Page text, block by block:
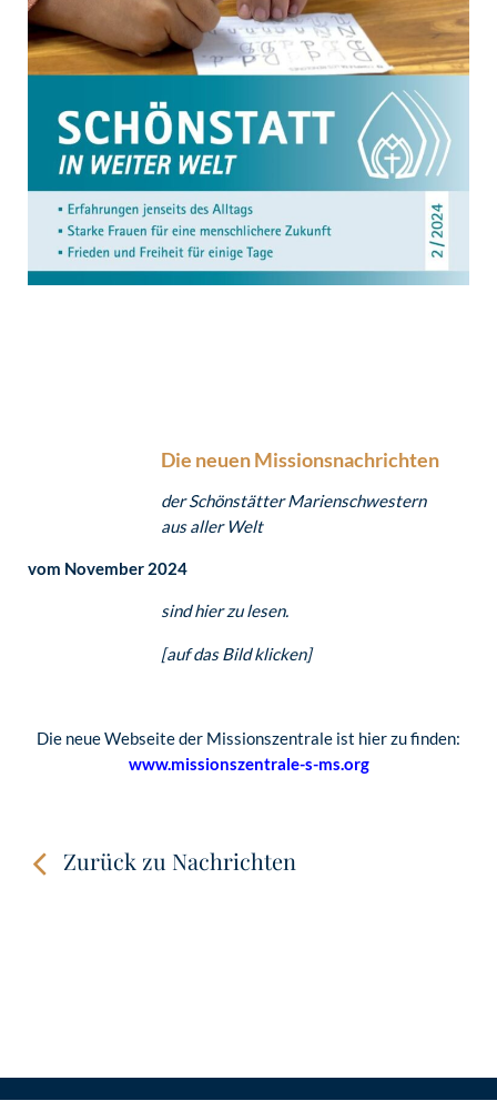
Die neuenMissionsnachrichten
der Schönstätter Marienschwestern
aus aller Welt
vom November 2024
sind hier zu lesen.
[auf das Bild klicken]
Die neue Webseite der Missionszentrale ist hier zu finden:
www.missionszentrale-s-ms.org
Zurück zu Nachrichten